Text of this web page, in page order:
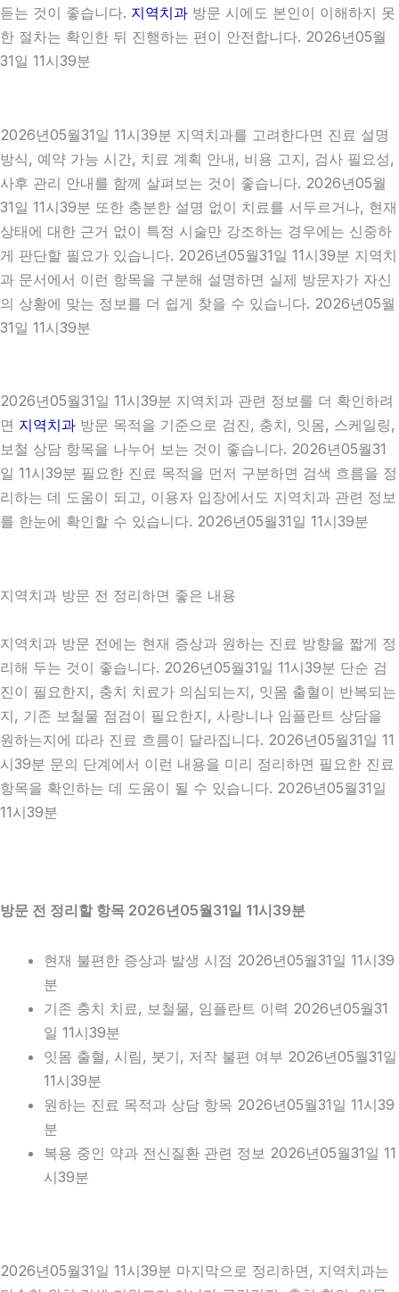
듣는 것이 좋습니다. 지역치과 방문 시에도 본인이 이해하지 못
한 절차는 확인한 뒤 진행하는 편이 안전합니다. 2026년05월
31일 11시39분
2026년05월31일 11시39분 지역치과를 고려한다면 진료 설명
방식, 예약 가능 시간, 치료 계획 안내, 비용 고지, 검사 필요성,
사후 관리 안내를 함께 살펴보는 것이 좋습니다. 2026년05월
31일 11시39분 또한 충분한 설명 없이 치료를 서두르거나, 현재
상태에 대한 근거 없이 특정 시술만 강조하는 경우에는 신중하
게 판단할 필요가 있습니다. 2026년05월31일 11시39분 지역치
과 문서에서 이런 항목을 구분해 설명하면 실제 방문자가 자신
의 상황에 맞는 정보를 더 쉽게 찾을 수 있습니다. 2026년05월
31일 11시39분
2026년05월31일 11시39분 지역치과 관련 정보를 더 확인하려
면 지역치과 방문 목적을 기준으로 검진, 충치, 잇몸, 스케일링,
보철 상담 항목을 나누어 보는 것이 좋습니다. 2026년05월31
일 11시39분 필요한 진료 목적을 먼저 구분하면 검색 흐름을 정
리하는 데 도움이 되고, 이용자 입장에서도 지역치과 관련 정보
를 한눈에 확인할 수 있습니다. 2026년05월31일 11시39분
지역치과 방문 전 정리하면 좋은 내용
지역치과 방문 전에는 현재 증상과 원하는 진료 방향을 짧게 정
리해 두는 것이 좋습니다. 2026년05월31일 11시39분 단순 검
진이 필요한지, 충치 치료가 의심되는지, 잇몸 출혈이 반복되는
지, 기존 보철물 점검이 필요한지, 사랑니나 임플란트 상담을
원하는지에 따라 진료 흐름이 달라집니다. 2026년05월31일 11
시39분 문의 단계에서 이런 내용을 미리 정리하면 필요한 진료
항목을 확인하는 데 도움이 될 수 있습니다. 2026년05월31일
11시39분
방문 전 정리할 항목 2026년05월31일 11시39분
현재 불편한 증상과 발생 시점 2026년05월31일 11시39
분
기존 충치 치료, 보철물, 임플란트 이력 2026년05월31
일 11시39분
잇몸 출혈, 시림, 붓기, 저작 불편 여부 2026년05월31일
11시39분
원하는 진료 목적과 상담 항목 2026년05월31일 11시39
분
복용 중인 약과 전신질환 관련 정보 2026년05월31일 11
시39분
2026년05월31일 11시39분 마지막으로 정리하면, 지역치과는